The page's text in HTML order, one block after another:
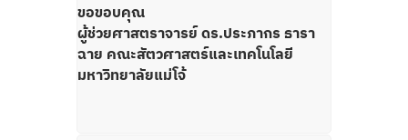
ขอขอบคุณ
ผู้ช่วยศาสตราจารย์ ดร.ประภากร ธารา
ฉาย คณะสัตวศาสตร์และเทคโนโลยี
มหาวิทยาลัยแม่โจ้